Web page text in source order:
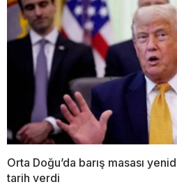
Orta Doğu’da barış masası
tarih verdi